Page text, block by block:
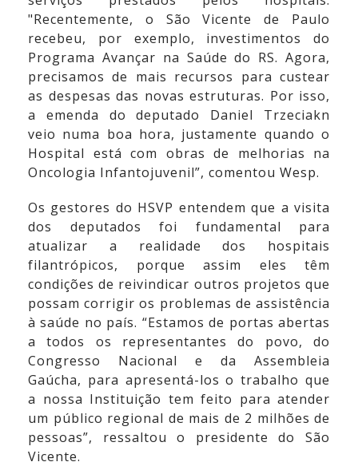
"Recentemente, o São Vicente de Paulo
recebeu, por exemplo, investimentos do
Programa Avançar na Saúde do RS. Agora,
precisamos de mais recursos para custear
as despesas das novas estruturas. Por isso,
a emenda do deputado Daniel Trzeciakn
veio numa boa hora, justamente quando o
Hospital está com obras de melhorias na
Oncologia Infantojuvenil”, comentou Wesp.
Os gestores do HSVP entendem que a visita
dos deputados foi fundamental para
atualizar a realidade dos hospitais
filantrópicos, porque assim eles têm
condições de reivindicar outros projetos que
possam corrigir os problemas de assistência
à saúde no país. “Estamos de portas abertas
a todos os representantes do povo, do
Congresso Nacional e da Assembleia
Gaúcha, para apresentá-los o trabalho que
a nossa Instituição tem feito para atender
um público regional de mais de 2 milhões de
pessoas”, ressaltou o presidente do São
Vicente.